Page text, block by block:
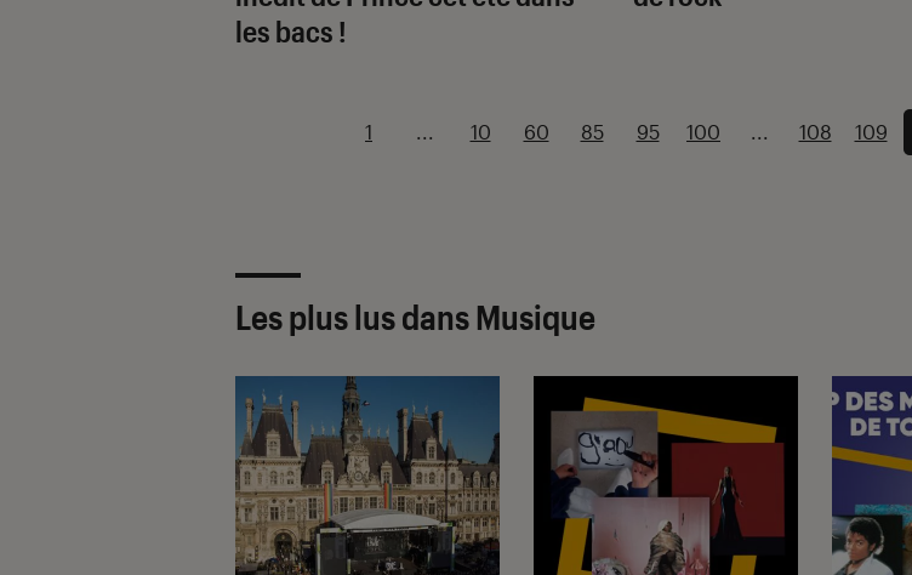
les bacs !
1 ... 10 60 85 95 100 ... 108 109
Les plus lus dans Musique